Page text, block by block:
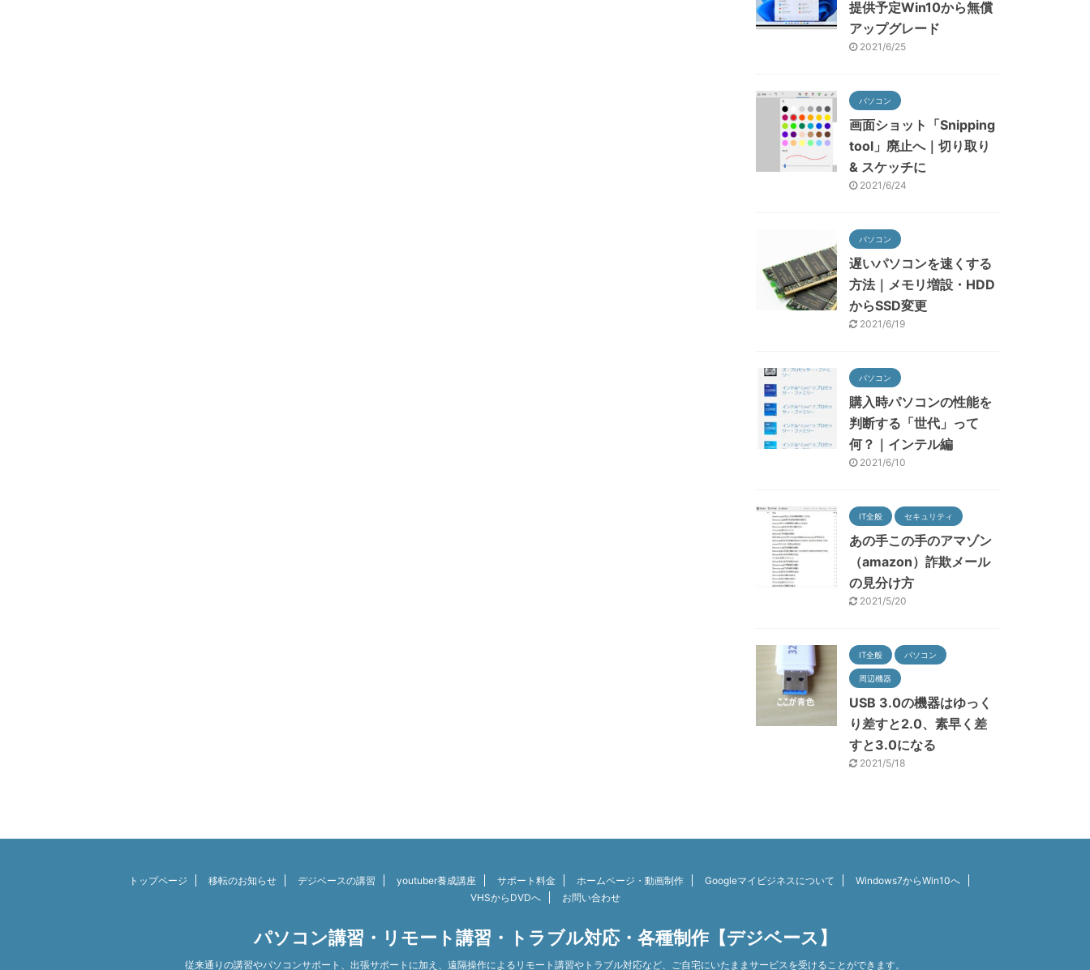
提供予定Win10から無償
アップグレード
2021/6/25
パソコン
画面ショット「Snipping
tool」廃止へ｜切り取り
& スケッチに
2021/6/24
パソコン
遅いパソコンを速くする
方法｜メモリ増設・HDD
からSSD変更
2021/6/19
パソコン
購入時パソコンの性能を
判断する「世代」って
何？｜インテル編
2021/6/10
IT全般 セキュリティ
あの手この手のアマゾン
（amazon）詐欺メール
の見分け方
2021/5/20
IT全般 パソコン
周辺機器
USB 3.0の機器はゆっく
り差すと2.0、素早く差
すと3.0になる
2021/5/18
トップページ 移転のお知らせ デジベースの講習 youtuber養成講座 サポート料金 ホームページ・動画制作 Googleマイビジネスについて
Windows7からWin10へ
VHSからDVDへ
お問い合わせ
パソコン講習・リモート講習・トラブル対応・各種制作【デジベース】
従来通りの講習やパソコンサポート、出張サポートに加え、遠隔操作によるリモート講習やトラブル対応など、ご自宅にいたままサービスを受けることができます。